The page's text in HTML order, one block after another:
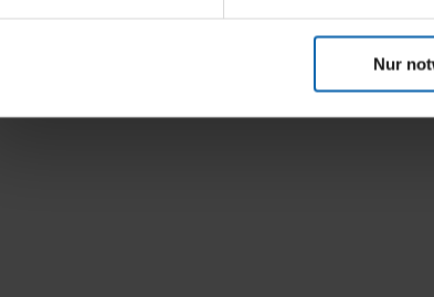
Klicken Sie auf "Alle erlauben", damit wir alle Cookies
verwenden dürfen. Über die jeweiligen Schaltflächen
Nur